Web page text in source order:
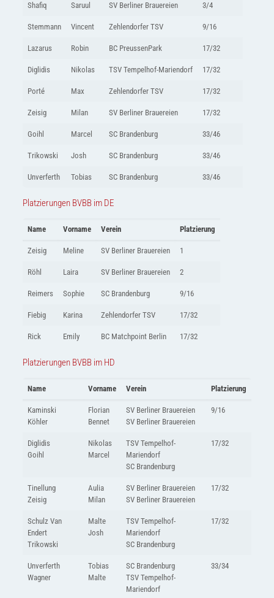
Shafiq Saruul SV Berliner Brauereien 3/4
Stemmann Vincent Zehlendorfer TSV 9/16
Lazarus Robin BC PreussenPark 17/32
Diglidis Nikolas TSV Tempelhof-Mariendorf 17/32
Porté Max Zehlendorfer TSV 17/32
Zeisig Milan SV Berliner Brauereien 17/32
Goihl Marcel SC Brandenburg 33/46
Trikowski Josh SC Brandenburg 33/46
Unverferth Tobias SC Brandenburg 33/46
Platzierungen BVBB im DE
Name Vorname Verein Platzierung
Zeisig Meline SV Berliner Brauereien 1
Röhl Laira SV Berliner Brauereien 2
Reimers Sophie SC Brandenburg 9/16
Fiebig Karina Zehlendorfer TSV 17/32
Rick Emily BC Matchpoint Berlin 17/32
Platzierungen BVBB im HD
Name Vorname Verein Platzierung
Kaminski
Köhler
Florian
Bennet
SV Berliner Brauereien
SV Berliner Brauereien
9/16
Diglidis
Goihl
Nikolas
Marcel
TSV Tempelhof-
Mariendorf
SC Brandenburg
17/32
Tinellung
Zeisig
Aulia
Milan
SV Berliner Brauereien
SV Berliner Brauereien
17/32
Schulz Van
Endert
Trikowski
Malte
Josh
TSV Tempelhof-
Mariendorf
SC Brandenburg
17/32
Unverferth
Wagner
Tobias
Malte
SC Brandenburg
TSV Tempelhof-
Mariendorf
33/34